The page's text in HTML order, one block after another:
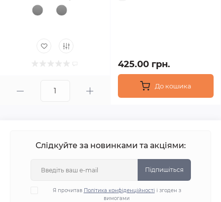
425.00 грн.
До кошика
Слідкуйте за новинками та акціями:
Підпишіться
Я прочитав Політика конфіденційності і згоден з
вимогами